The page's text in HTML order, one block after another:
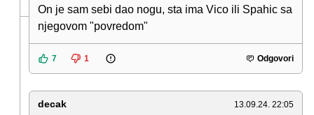
On je sam sebi dao nogu, sta ima Vico ili Spahic sa
njegovom "povredom"
7 1 Odgovori
decak 13.09.24. 22:05